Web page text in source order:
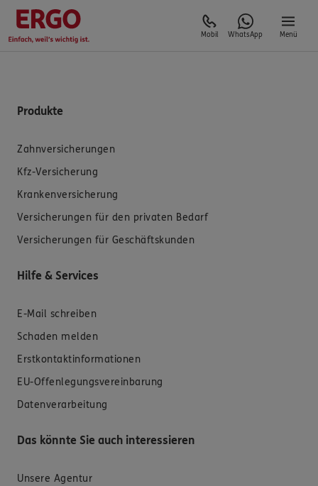
Mobil WhatsApp Menü
Produkte
Zahnversicherungen
Kfz-Versicherung
Krankenversicherung
Versicherungen für den privaten Bedarf
Versicherungen für Geschäftskunden
Hilfe & Services
E-Mail schreiben
Schaden melden
Erstkontaktinformationen
EU-Offenlegungsvereinbarung
Datenverarbeitung
Das könnte Sie auch interessieren
Unsere Agentur